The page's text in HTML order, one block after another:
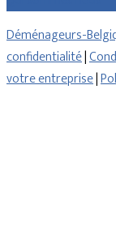
Déménageurs-
confidentialité|
votre entreprise|